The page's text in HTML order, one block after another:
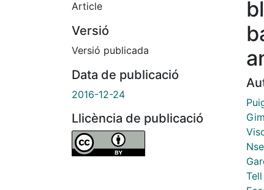
Article
Versió
Versió publicada
Data de publicació
2016-12-24
Llicència de publicació